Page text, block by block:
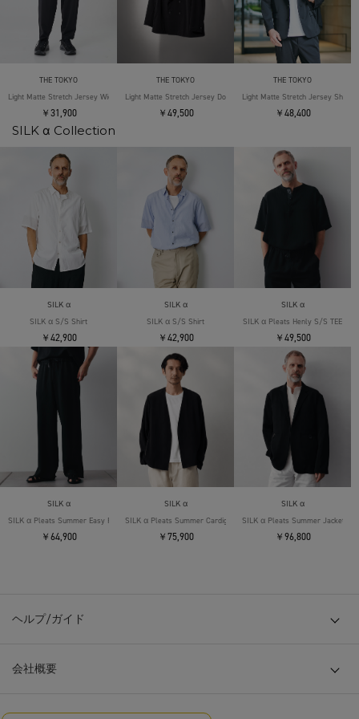
THE TOKYO
Light Matte Stretch Jersey Wide Tapered Pants
￥31,900
THE TOKYO
Light Matte Stretch Jersey Double Jacket
￥49,500
THE TOKYO
Light Matte Stretch Jersey Shape
￥48,400
SILK α Collection
SILK α
SILK α S/S Shirt
￥42,900
SILK α
SILK α S/S Shirt
￥42,900
SILK α
SILK α Pleats Henly S/S TEE
￥49,500
SILK α
SILK α Pleats Summer Easy Pants
￥64,900
SILK α
SILK α Pleats Summer Cardigan
￥75,900
SILK α
SILK α Pleats Summer Jacket
￥96,800
ヘルプ/ガイド
会社概要